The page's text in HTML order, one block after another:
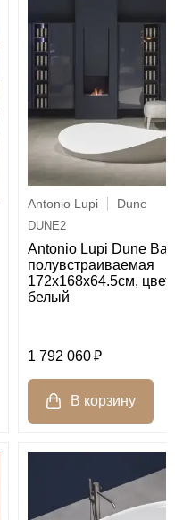
Antonio Lupi Dune
DUNE2
Antonio Lupi Dune
полувстраиваемая
172х168х64.5см, цвет:
белый
1 792 060